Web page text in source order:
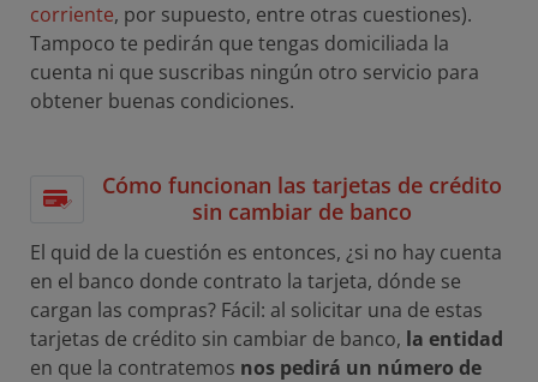
corriente, por supuesto, entre otras cuestiones).
Tampoco te pedirán que tengas domiciliada la
cuenta ni que suscribas ningún otro servicio para
obtener buenas condiciones.
Cómo funcionan las tarjetas de crédito
sin cambiar de banco
El quid de la cuestión es entonces, ¿si no hay cuenta
en el banco donde contrato la tarjeta, dónde se
cargan las compras? Fácil: al solicitar una de estas
tarjetas de crédito sin cambiar de banco, la entidad
en que la contratemos nos pedirá un número de